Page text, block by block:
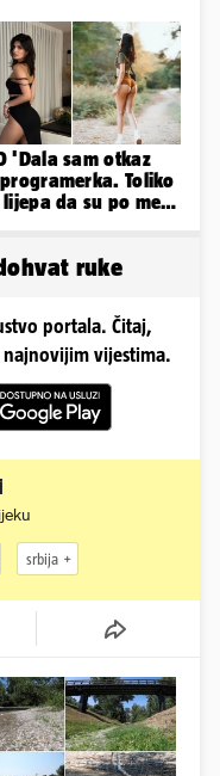
'Dala sam otkaz
Toliko
lijepa da su po meni
ruke
portala. Čitaj,
vijestima.
srbija